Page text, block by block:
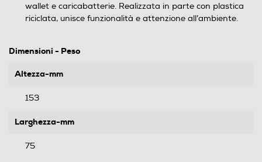
wallet e caricabatterie. Realizzata in parte con plastica
riciclata, unisce funzionalità e attenzione all’ambiente.
Dimensioni - Peso
Altezza-mm
153
Larghezza-mm
75